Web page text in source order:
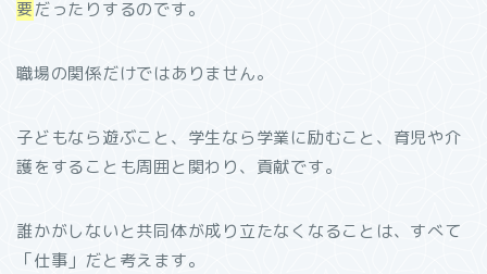
要だったりするのです。
職場の関係だけではありません。
子どもなら遊ぶこと、学生なら学業に励むこと、育児や介
護をすることも周囲と関わり、貢献です。
誰かがしないと共同体が成り立たなくなることは、すべて
「仕事」だと考えます。